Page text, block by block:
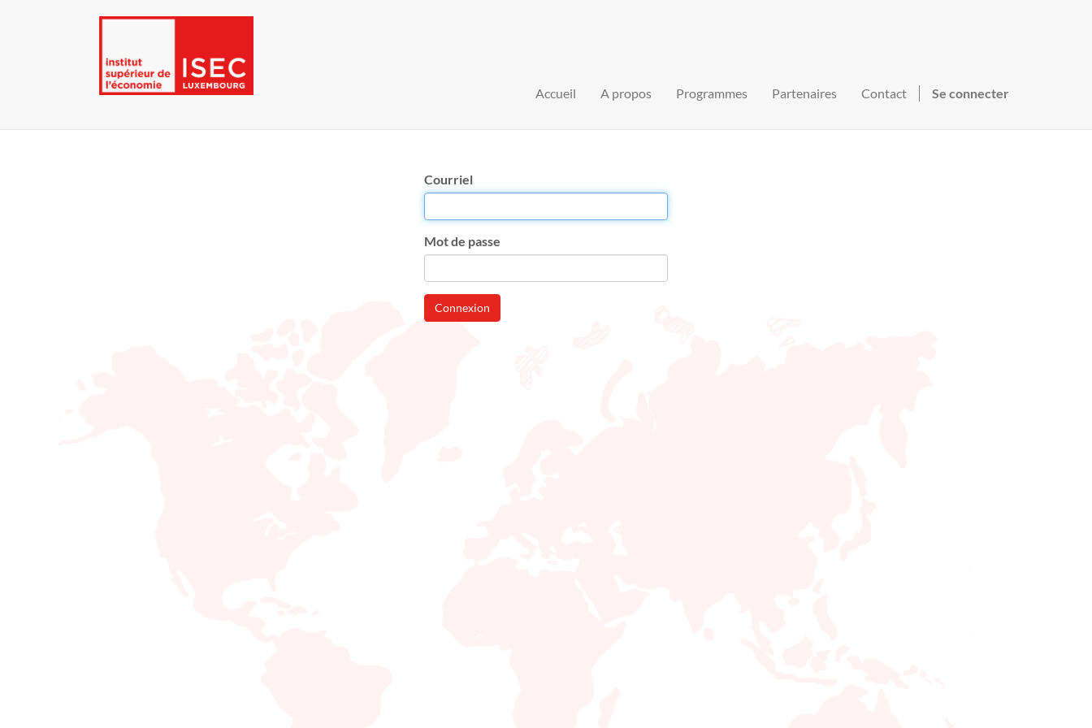
Accueil A propos Programmes Partenaires Contact Se connecter
Courriel
Mot de passe
Connexion